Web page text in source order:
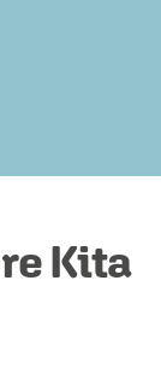
Kita